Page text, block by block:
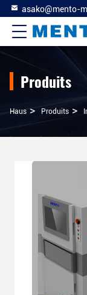
asako@mento-
Produits
Haus > Produits >